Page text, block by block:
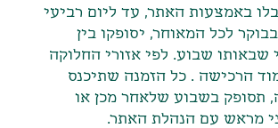
באמצעות האתר, עד ליום רביעי
בבוקר לכל המאוחר, יסופקו בין
שבאותו שבוע. לפי אזורי החלוקה
הרכישה . כל הזמנה שתיכנס
, תסופק בשבוע שלאחר מכן או
מראש עם הנהלת האתר.